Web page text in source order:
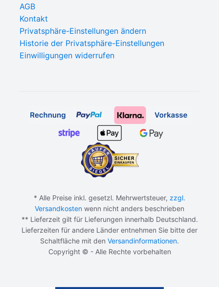
AGB
Kontakt
Privatsphäre-Einstellungen ändern
Historie der Privatsphäre-Einstellungen
Einwilligungen widerrufen
* Alle Preise inkl. gesetzl. Mehrwertsteuer, zzgl.
Versandkosten wenn nicht anders beschrieben
** Lieferzeit gilt für Lieferungen innerhalb Deutschland.
Lieferzeiten für andere Länder entnehmen Sie bitte der
Schaltfläche mit den Versandinformationen.
Copyright © - Alle Rechte vorbehalten